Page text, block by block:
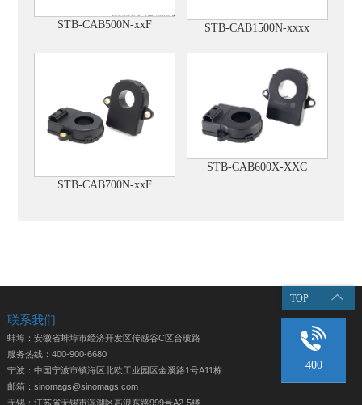
STB-CAB500N-xxF STB-CAB1500N-xxxx
STB-CAB700N-xxF
STB-CAB600X-XXC
TOP
联系我们
蚌埠：安徽省蚌埠市经济开发区传感谷C区台玻路
服务热线：400-900-6680
宁波：中国宁波市镇海区北欧工业园区金溪路1号A11栋
邮箱：sinomags@sinomags.com
无锡：江苏省无锡市滨湖区高浪东路999号A2-5楼
400